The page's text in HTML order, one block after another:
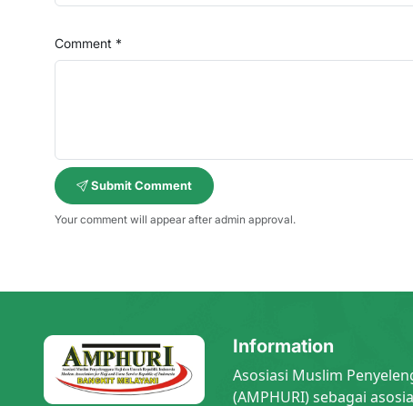
Comment *
Submit Comment
Your comment will appear after admin approval.
Information
Asosiasi Muslim
(AMPHURI) sebagai